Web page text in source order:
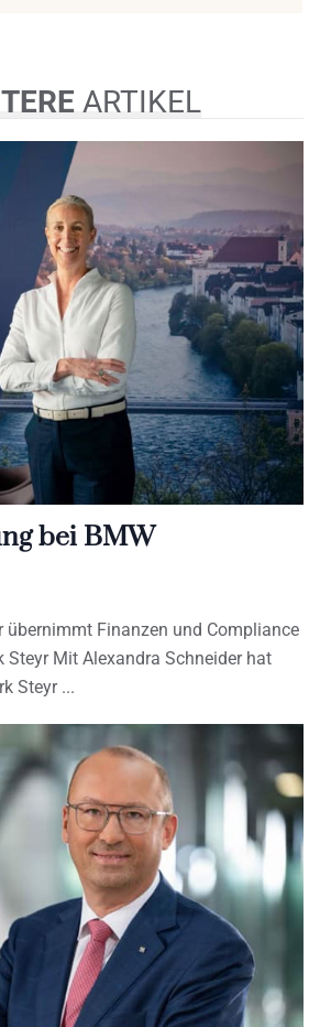
ARTIKEL
bei BMW
übernimmt Finanzen und Compliance
Steyr Mit Alexandra Schneider hat
Steyr